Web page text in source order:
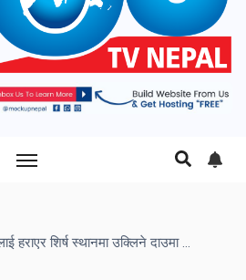
नेपाल सुपर लिगः एफसी चितवनलाई हराएर शिर्ष स्थानमा उक्लिने दाउमा ललितपुर